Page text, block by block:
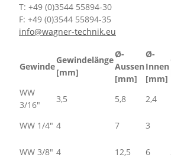
T: +49 (0)3544 55894-30
F: +49 (0)3544 55894-35
info@wagner-technik.eu
Gewinde
Gewindelänge
[mm]
Ø-
Aussen
[mm]
Ø-
Innen
[mm]
WW
3/16"
3,5 5,8 2,4
WW 1/4" 4 7 3
WW 3/8" 4 12,5 6